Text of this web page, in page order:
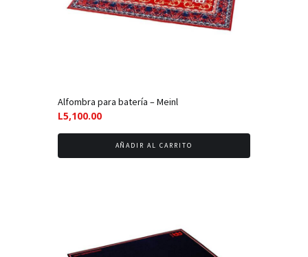
Alfombra para batería – Meinl
L5,100.00
AÑADIR AL CARRITO